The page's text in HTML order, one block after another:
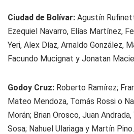
Ciudad de Bolívar: Agustín
Ezequiel Navarro, Elías Martínez,
Yeri, Alex Díaz, Arnaldo González,
Facundo Mucignat y Jonatan
Godoy Cruz: Roberto Ramírez;
Mateo Mendoza, Tomás Rossi o
Morán; Brian Orosco, Juan
Sosa; Nahuel Ulariaga y Martín